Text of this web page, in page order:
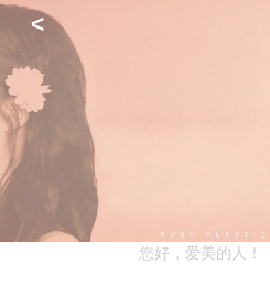
<
您好，爱美的人！